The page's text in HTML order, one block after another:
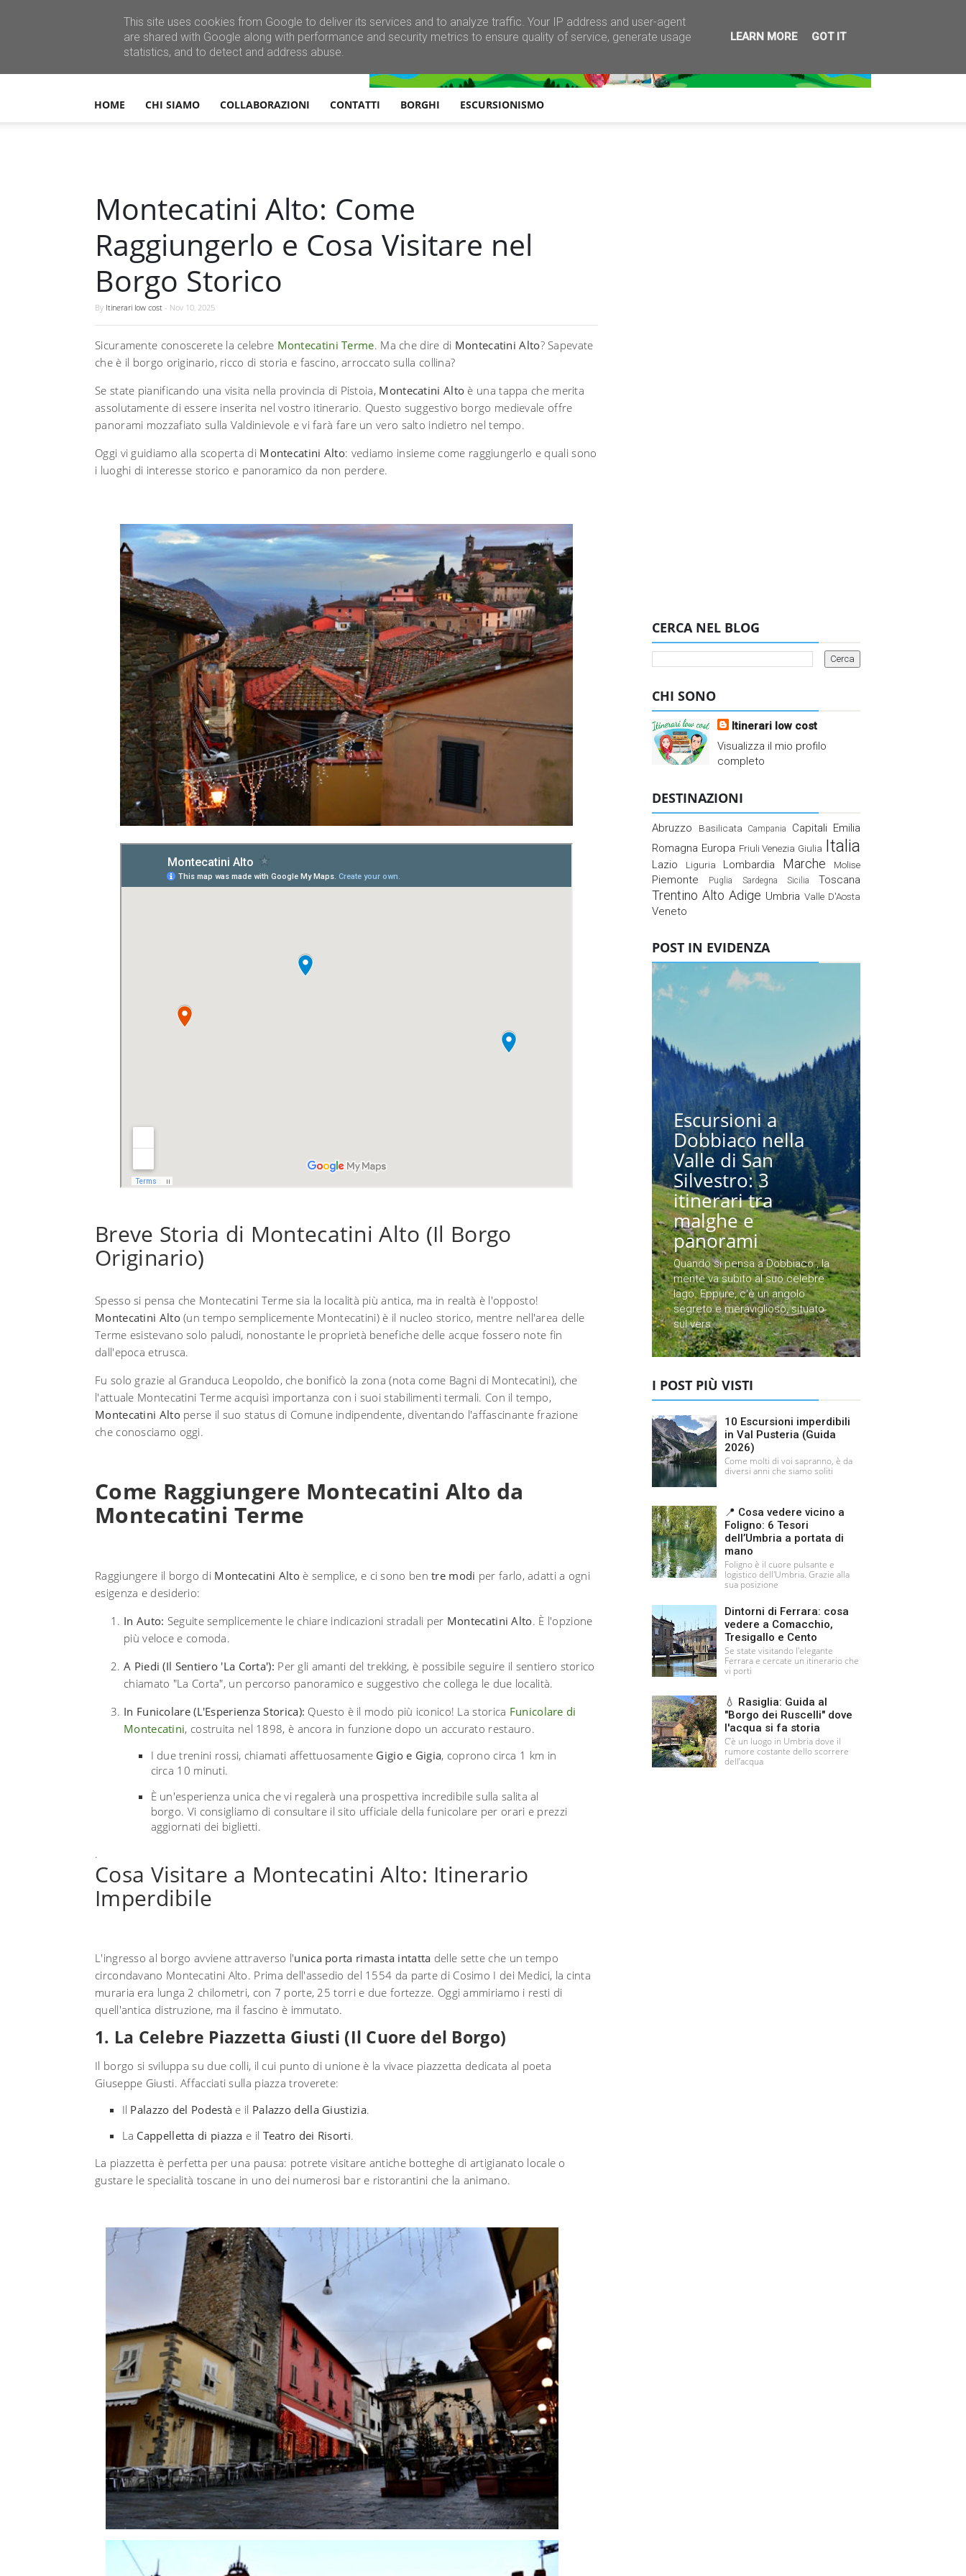
HOME CHI SIAMO COLLABORAZIONI CONTATTI BORGHI ESCURSIONISMO
Montecatini Alto: Come
Raggiungerlo e Cosa Visitare nel
Borgo Storico
By Itinerari low cost - Nov 10, 2025
Sicuramente conoscerete la celebre Montecatini Terme. Ma che dire di Montecatini Alto? Sapevate
che è il borgo originario, ricco di storia e fascino, arroccato sulla collina?
Se state pianificando una visita nella provincia di Pistoia, Montecatini Alto è una tappa che merita
assolutamente di essere inserita nel vostro itinerario. Questo suggestivo borgo medievale offre
panorami mozzafiato sulla Valdinievole e vi farà fare un vero salto indietro nel tempo.
Oggi vi guidiamo alla scoperta di Montecatini Alto: vediamo insieme come raggiungerlo e quali sono
i luoghi di interesse storico e panoramico da non perdere.
Breve Storia di Montecatini Alto (Il Borgo
Originario)
Spesso si pensa che Montecatini Terme sia la località più antica, ma in realtà è l'opposto!
Montecatini Alto(un tempo semplicemente Montecatini) è il nucleo storico, mentre nell'area delle
Terme esistevano solo paludi, nonostante le proprietà benefiche delle acque fossero note fin
dall'epoca etrusca.
Fu solo grazie al Granduca Leopoldo, che bonificò la zona (nota come Bagni di Montecatini), che
l'attuale Montecatini Terme acquisì importanza con i suoi stabilimenti termali. Con il tempo,
Montecatini Altoperse il suo status di Comune indipendente, diventando l'affascinante frazione
che conosciamo oggi.
Come Raggiungere Montecatini Alto da
Montecatini Terme
Raggiungere il borgo di Montecatini Alto è semplice, e ci sono bentre modi per farlo, adatti a ogni
esigenza e desiderio:
In Auto: Seguite semplicemente le chiare indicazioni stradali per Montecatini Alto. È l'opzione
più veloce e comoda.
A Piedi (Il Sentiero 'La Corta'): Per gli amanti del trekking, è possibile seguire il sentiero storico
chiamato "La Corta", un percorso panoramico e suggestivo che collega le due località.
In Funicolare (L'Esperienza Storica): Questo è il modo più iconico! La storica Funicolare di
Montecatini, costruita nel 1898, è ancora in funzione dopo un accurato restauro.
I due trenini rossi, chiamati affettuosamente Gigio e Gigia, coprono circa 1 km in
circa 10 minuti.
È un'esperienza unica che vi regalerà una prospettiva incredibile sulla salita al
borgo. Vi consigliamo di consultare il sito ufficiale della funicolare per orari e prezzi
aggiornati dei biglietti.
.
Cosa Visitare a Montecatini Alto: Itinerario
Imperdibile
L'ingresso al borgo avviene attraverso l'unica porta rimasta intatta delle sette che un tempo
circondavano Montecatini Alto. Prima dell'assedio del 1554 da parte di Cosimo I dei Medici, la cinta
muraria era lunga 2 chilometri, con 7 porte, 25 torri e due fortezze. Oggi ammiriamo i resti di
quell'antica distruzione, ma il fascino è immutato.
1. La Celebre Piazzetta Giusti (Il Cuore del Borgo)
Il borgo si sviluppa su due colli, il cui punto di unione è la vivace piazzetta dedicata al poeta
Giuseppe Giusti. Affacciati sulla piazza troverete:
Il Palazzo del Podestà e il Palazzo della Giustizia.
La Cappelletta di piazza e il Teatro dei Risorti.
La piazzetta è perfetta per una pausa: potrete visitare antiche botteghe di artigianato locale o
gustare le specialità toscane in uno dei numerosi bar e ristorantini che la animano.
CERCA NEL BLOG
CHI SONO
Itinerari low cost
Visualizza il mio profilo
completo
DESTINAZIONI
Abruzzo Basilicata Campania Capitali Emilia
Romagna Europa Friuli Venezia Giulia Italia
Lazio Liguria Lombardia Marche Molise
Piemonte Puglia Sardegna Sicilia Toscana
Trentino Alto Adige Umbria Valle D'Aosta
Veneto
POST IN EVIDENZA
Escursioni a
Dobbiaco nella
Valle di San
Silvestro: 3
itinerari tra
malghe e
panorami
Quando si pensa a Dobbiaco , la
mente va subito al suo celebre
lago. Eppure, c'è un angolo
segreto e meraviglioso, situato
sul vers...
I POST PIÙ VISTI
10 Escursioni imperdibili
in Val Pusteria (Guida
2026)
Come molti di voi sapranno, è da
diversi anni che siamo soliti
📍 Cosa vedere vicino a
Foligno: 6 Tesori
dell’Umbria a portata di
mano
Foligno è il cuore pulsante e
logistico dell'Umbria. Grazie alla
sua posizione
Dintorni di Ferrara: cosa
vedere a Comacchio,
Tresigallo e Cento
Se state visitando l'elegante
Ferrara e cercate un itinerario che
vi porti
💧 Rasiglia: Guida al
"Borgo dei Ruscelli" dove
l'acqua si fa storia
C’è un luogo in Umbria dove il
rumore costante dello scorrere
dell’acqua
This site uses cookies from Google to deliver its services and to analyze traffic. Your IP address and user-agent
are shared with Google along with performance and security metrics to ensure quality of service, generate usage
statistics, and to detect and address abuse.
LEARN MORE GOT IT